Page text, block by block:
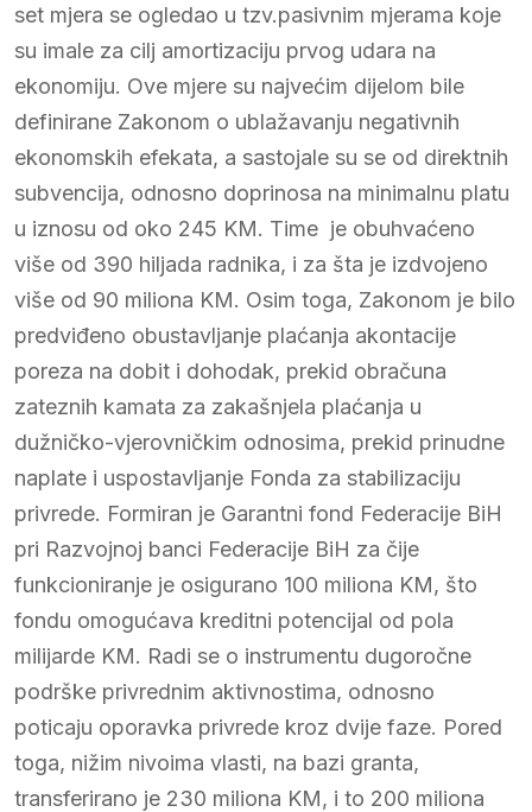
set mjera se ogledao u tzv.pasivnim mjerama koje
su imale za cilj amortizaciju prvog udara na
ekonomiju. Ove mjere su najvećim dijelom bile
definirane Zakonom o ublažavanju negativnih
ekonomskih efekata, a sastojale su se od direktnih
subvencija, odnosno doprinosa na minimalnu platu
u iznosu od oko 245 KM. Time je obuhvaćeno
više od 390 hiljada radnika, i za šta je izdvojeno
više od 90 miliona KM. Osim toga, Zakonom je bilo
predviđeno obustavljanje plaćanja akontacije
poreza na dobit i dohodak, prekid obračuna
zateznih kamata za zakašnjela plaćanja u
dužničko-vjerovničkim odnosima, prekid prinudne
naplate i uspostavljanje Fonda za stabilizaciju
privrede. Formiran je Garantni fond Federacije BiH
pri Razvojnoj banci Federacije BiH za čije
funkcioniranje je osigurano 100 miliona KM, što
fondu omogućava kreditni potencijal od pola
milijarde KM. Radi se o instrumentu dugoročne
podrške privrednim aktivnostima, odnosno
poticaju oporavka privrede kroz dvije faze. Pored
toga, nižim nivoima vlasti, na bazi granta,
transferirano je 230 miliona KM, i to 200 miliona